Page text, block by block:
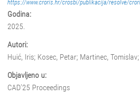
https://www.croris.hr/crosbi/publikacija/resolve/
Godina:
2025.
Autori:
Huić, Iris; Kosec, Petar; Martinec,
Objavljeno u:
CAD'25 Proceedings